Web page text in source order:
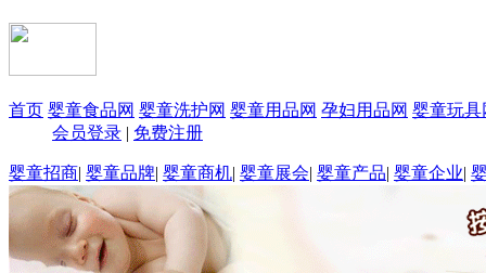
首页 婴童食品网 婴童洗护网 婴童用品网 孕妇用品网 婴童玩具
会员登录 | 免费注册
婴童招商| 婴童品牌| 婴童商机| 婴童展会| 婴童产品| 婴童企业|